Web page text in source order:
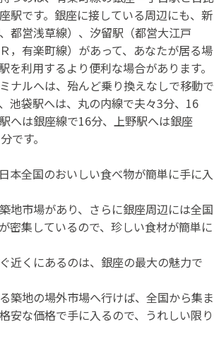
駅です。銀座に接している周辺にも、新
都営浅草線）、汐留駅（都営大江戸
，有楽町線）があって、あなたが居る場
を利用するより便利な場合があります。
ナルへは、殆んど乗り換えなしで移動で
池袋駅へは、丸の内線で夫々3分、16
へは銀座線で16分、上野駅へは銀座
です。
本全国のおいしい食べ物が簡単に手に入
地市場があり、さらに銀座周辺には全国
密集しているので、珍しい食材が簡単に
近くにあるのは、銀座の最大の魅力で
築地の場外市場へ行けば、全国から集ま
安な価格で手に入るので、うれしい限り